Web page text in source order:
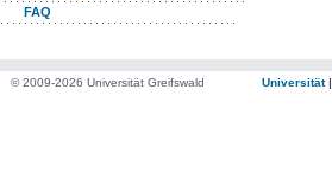
FAQ
© 2009-2026 Universität Greifswald Universität|